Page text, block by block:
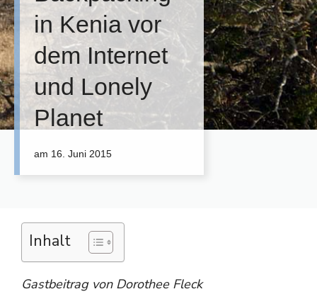
in Kenia vor
dem Internet
und Lonely
Planet
am 16. Juni 2015
Inhalt
Gastbeitrag von Dorothee Fleck